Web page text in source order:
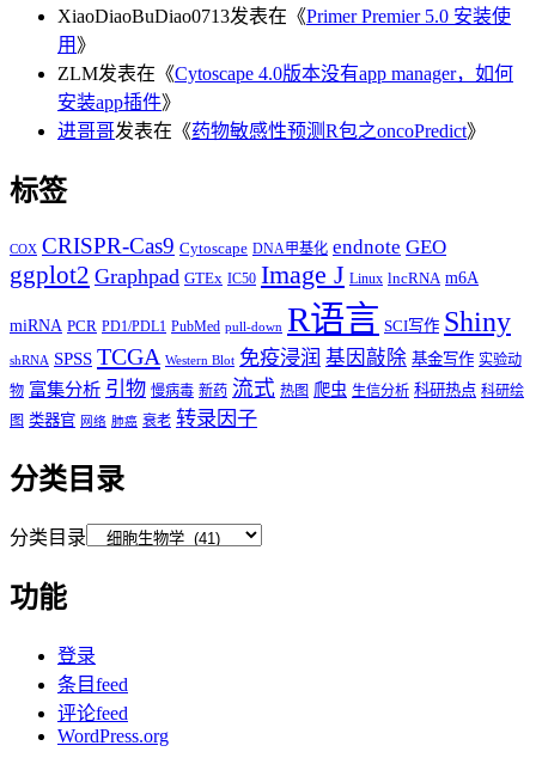
XiaoDiaoBuDiao0713发表在《Primer Premier 5.0 安装使
用 》
ZLM发表在《Cytoscape 4.0版本没有app manager，如何
安装app插件》
进哥哥发表在《药物敏感性预测R包之oncoPredict》
标签
COX CRISPR-Cas9 Cytoscape DNA甲基化 endnote GEO
ggplot2 Graphpad GTEx IC50 Image J Linux lncRNA m6A
miRNA PCR PD1/PDL1 PubMed pull-down R语言 SCI写作 Shiny
shRNA SPSS TCGA Western Blot 免疫浸润 基因敲除 基金写作 实验动
物 富集分析 引物 慢病毒 新药 流式 热图 爬虫 生信分析 科研热点 科研绘
图 类器官 网络 肺癌 衰老 转录因子
分类目录
分类目录
功能
登录
条目feed
评论feed
WordPress.org